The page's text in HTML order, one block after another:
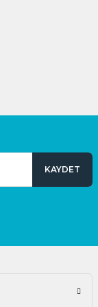
KAYDET